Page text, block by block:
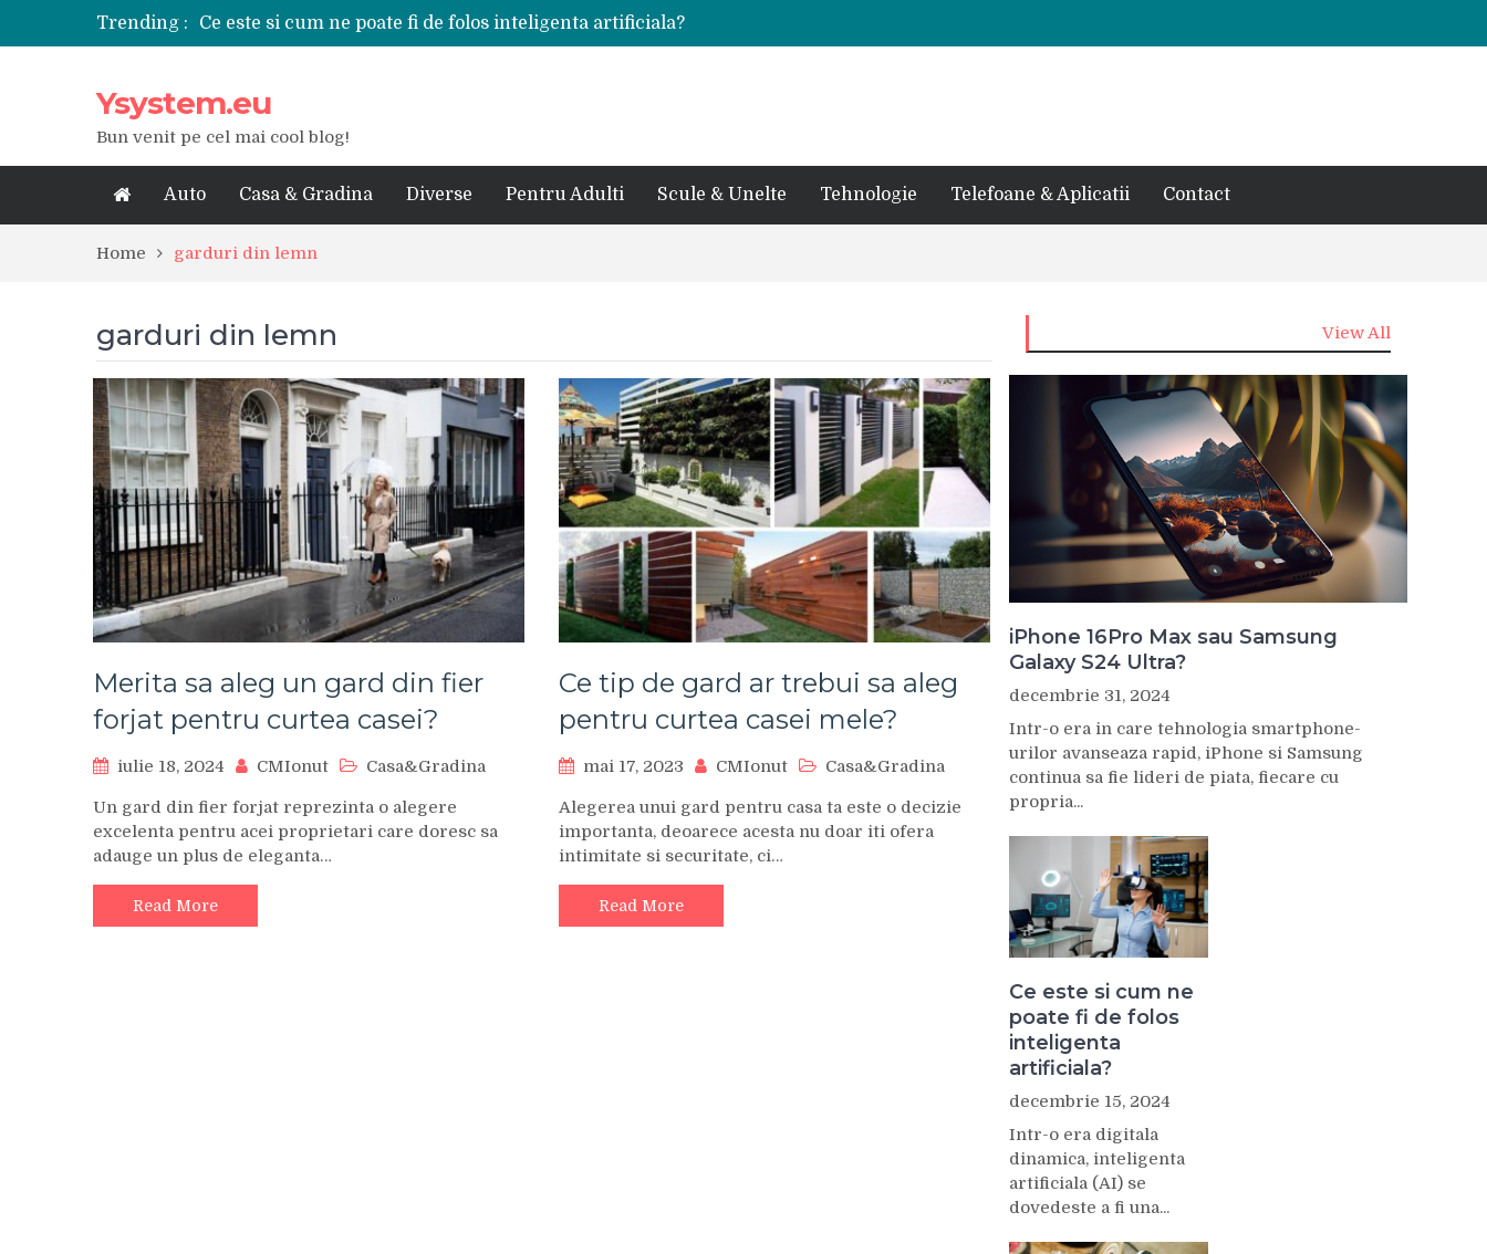
Trending :
Ce este si cum ne poate fi de folos inteligenta artificiala?
Tipuri de polizoare de care este nevoie intr-un atelier
De ce poate fi riscant consumul de bauturi alcoolice?
Ce marca auto sa aleg dintre Mercedes, Audi si BMW?
Merita sa aleg un gard din fier forjat pentru curtea casei?
Cele mai bune smartphone-uri lansate in anul 2024
Modul in care a evoluat tehnologia in ultimul secol
iPhone 16Pro Max sau Samsung Galaxy S24 Ultra?
Ysystem.eu
Bun venit pe cel mai cool blog!
Auto Casa & Gradina Diverse Pentru Adulti Scule & Unelte Tehnologie Telefoane & Aplicatii Contact
Home garduri din lemn
garduri din lemn
Merita sa aleg un gard din fier
forjat pentru curtea casei?
iulie 18, 2024 CMIonut Casa&Gradina
Un gard din fier forjat reprezinta o alegere
excelenta pentru acei proprietari care doresc sa
adauge un plus de eleganta…
Read More
Ce tip de gard ar trebui sa aleg
pentru curtea casei mele?
mai 17, 2023 CMIonut Casa&Gradina
Alegerea unui gard pentru casa ta este o decizie
importanta, deoarece acesta nu doar iti ofera
intimitate si securitate, ci…
Read More
View All
iPhone 16Pro Max sau Samsung
Galaxy S24 Ultra?
decembrie 31, 2024
Intr-o era in care tehnologia smartphone-
urilor avanseaza rapid, iPhone si Samsung
continua sa fie lideri de piata, fiecare cu
propria...
Ce este si cum ne
poate fi de folos
inteligenta
artificiala?
decembrie 15, 2024
Intr-o era digitala
dinamica, inteligenta
artificiala (AI) se
dovedeste a fi una...